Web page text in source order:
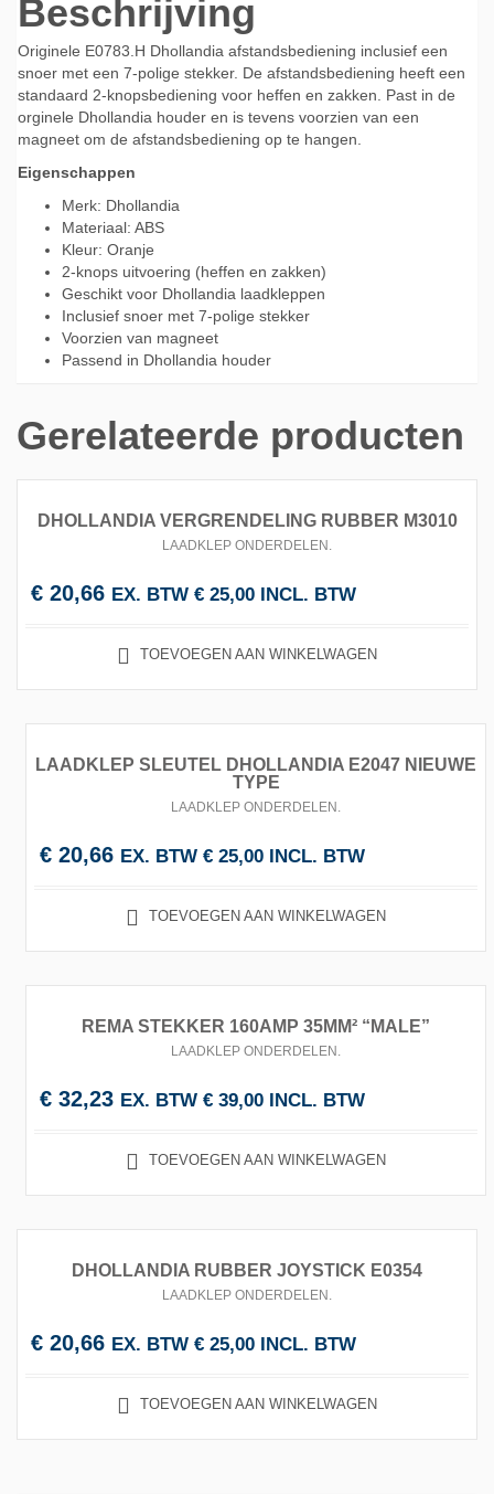
Beschrijving
Originele E0783.H Dhollandia afstandsbediening inclusief een
snoer met een 7-polige stekker. De afstandsbediening heeft een
standaard 2-knopsbediening voor heffen en zakken. Past in de
orginele Dhollandia houder en is tevens voorzien van een
magneet om de afstandsbediening op te hangen.
Eigenschappen
Merk: Dhollandia
Materiaal: ABS
Kleur: Oranje
2-knops uitvoering (heffen en zakken)
Geschikt voor Dhollandia laadkleppen
Inclusief snoer met 7-polige stekker
Voorzien van magneet
Passend in Dhollandia houder
Gerelateerde producten
DHOLLANDIA VERGRENDELING RUBBER M3010
LAADKLEP ONDERDELEN
€ 20,66 EX. BTW € 25,00 INCL. BTW
TOEVOEGEN AAN WINKELWAGEN
LAADKLEP SLEUTEL DHOLLANDIA E2047 NIEUWE
TYPE
LAADKLEP ONDERDELEN
€ 20,66 EX. BTW€ 25,00 INCL. BTW
TOEVOEGEN AAN WINKELWAGEN
REMA STEKKER 160AMP 35MM² “MALE”
LAADKLEP ONDERDELEN
€ 32,23 EX. BTW€ 39,00 INCL. BTW
TOEVOEGEN AAN WINKELWAGEN
DHOLLANDIA RUBBER JOYSTICK E0354
LAADKLEP ONDERDELEN
€ 20,66 EX. BTW € 25,00 INCL. BTW
TOEVOEGEN AAN WINKELWAGEN